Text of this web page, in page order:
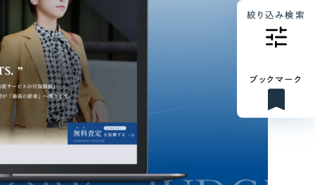
絞り込み検索
ブックマーク